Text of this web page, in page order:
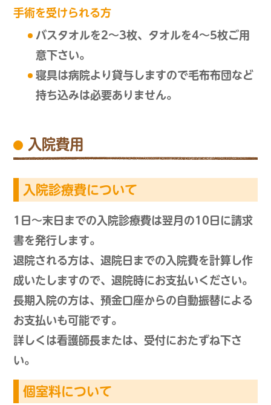
手術を受けられる方
バスタオルを2～3枚、タオルを4～5枚ご用
意下さい。
寝具は病院より貸与しますので毛布布団など
持ち込みは必要ありません。
入院費用
入院診療費について
1日～末日までの入院診療費は翌月の10日に請求
書を発行します。
退院される方は、退院日までの入院費を計算し作
成いたしますので、退院時にお支払いください。
長期入院の方は、預金口座からの自動振替による
お支払いも可能です。
詳しくは看護師長または、受付におたずね下さ
い。
個室料について